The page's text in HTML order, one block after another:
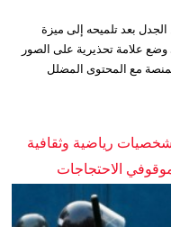
بعد تلميحه إلى ميزة
علامة تحذيرية على الصور
مع المحتوى المضلل
رياضية وثقافية
الاحتجاجات